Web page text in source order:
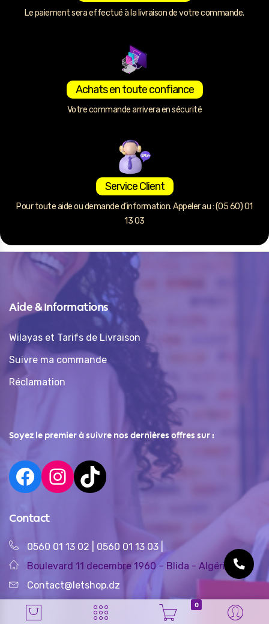
0
Le paiement sera effectué à la livraison de votre commande.
Achats en toute confiance
Votre commande arrivera en sécurité
Service Client
Pour toute aide ou demande d’information. Appeler au : (05 60) 01
13 03
Aide & Informations
Wilayas et Tarifs de Livraison
Suivre ma commande
Réclamation
Soyez le premier à suivre nos dernières offres sur :
Contact
0560 01 13 02 0560 01 13 03
Boulevard 11 decembre 1960 – Blida - Algérie
Contact@letshop.dz